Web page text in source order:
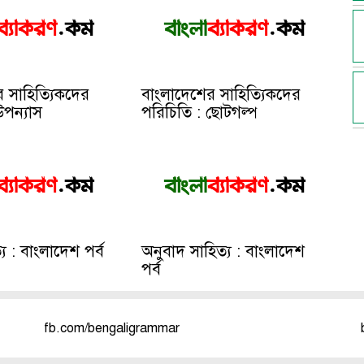
সাহিত্যিকদের
বাংলাদেশের সাহিত্যিকদের
পরিচিতি : ছোটগল্প
: বাংলাদেশ পর্ব
অনুবাদ সাহিত্য : বাংলাদেশ
পর্ব
fb.com/bengaligrammar